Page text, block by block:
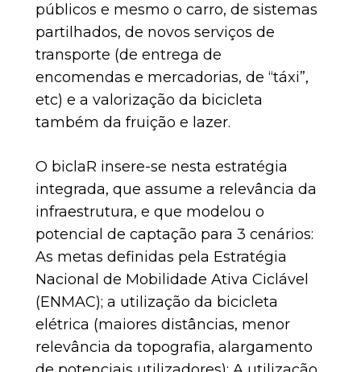
públicos e mesmo o carro, de sistemas
partilhados, de novos serviços de
transporte (de entrega de
encomendas e mercadorias, de “táxi”,
etc) e a valorização da bicicleta
também da fruição e lazer.
O biclaR insere-se nesta estratégia
integrada, que assume a relevância da
infraestrutura, e que modelou o
potencial de captação para 3 cenários:
As metas definidas pela Estratégia
Nacional de Mobilidade Ativa Ciclável
(ENMAC); a utilização da bicicleta
elétrica (maiores distâncias, menor
relevância da topografia, alargamento